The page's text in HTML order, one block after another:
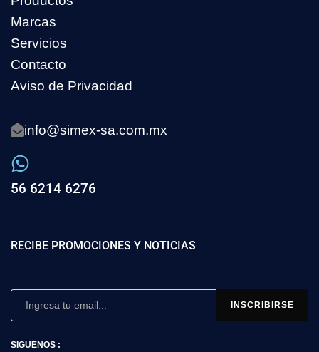
Marcas
Servicios
Contacto
Aviso de Privacidad
info@simex-sa.com.mx
56 6214 6276
RECIBE PROMOCIONES Y NOTICIAS
SIGUENOS :